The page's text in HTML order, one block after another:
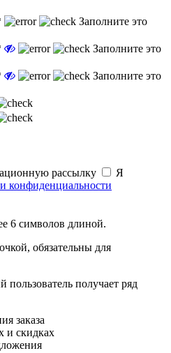
Заполните это
Заполните это
Заполните это
рассылку
Я
конфиденциальности
6 символов длиной.
обязательны для
получает ряд
заказа
и скидках